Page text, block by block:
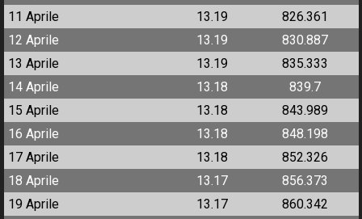
11 Aprile
13.19
826.361
12 Aprile
13.19
830.887
13 Aprile
13.19
835.333
14 Aprile
13.18
839.7
15 Aprile
13.18
843.989
16 Aprile
13.18
848.198
17 Aprile
13.18
852.326
18 Aprile
13.17
856.373
19 Aprile
13.17
860.342